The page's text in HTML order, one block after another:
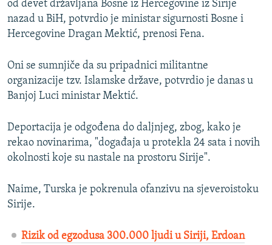
TV LIBERTY
POST SCRIPTUM
TRI DECENIJE OD RATA U BIH
SVE KARTE DEJTONA
Sve RFE/RL stranice
od devet državljana Bosne iz Hercegovine iz Sirije
nazad u BiH, potvrdio je ministar sigurnosti Bosne i
Hercegovine Dragan Mektić, prenosi Fena.
Oni se sumnjiče da su pripadnici militantne
organizacije tzv. Islamske države, potvrdio je danas u
Banjoj Luci ministar Mektić.
Deportacija je odgođena do daljnjeg, zbog, kako je
rekao novinarima, "događaja u protekla 24 sata i novih
okolnosti koje su nastale na prostoru Sirije".
Naime, Turska je pokrenula ofanzivu na sjeveroistoku
Sirije.
Rizik od egzodusa 300.000 ljudi u Siriji, Erdoan